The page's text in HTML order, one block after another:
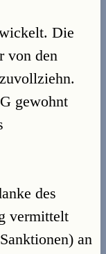
Die
von den
gewohnt
des
vermittelt
an